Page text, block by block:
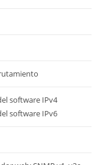
software IPv4
software IPv6